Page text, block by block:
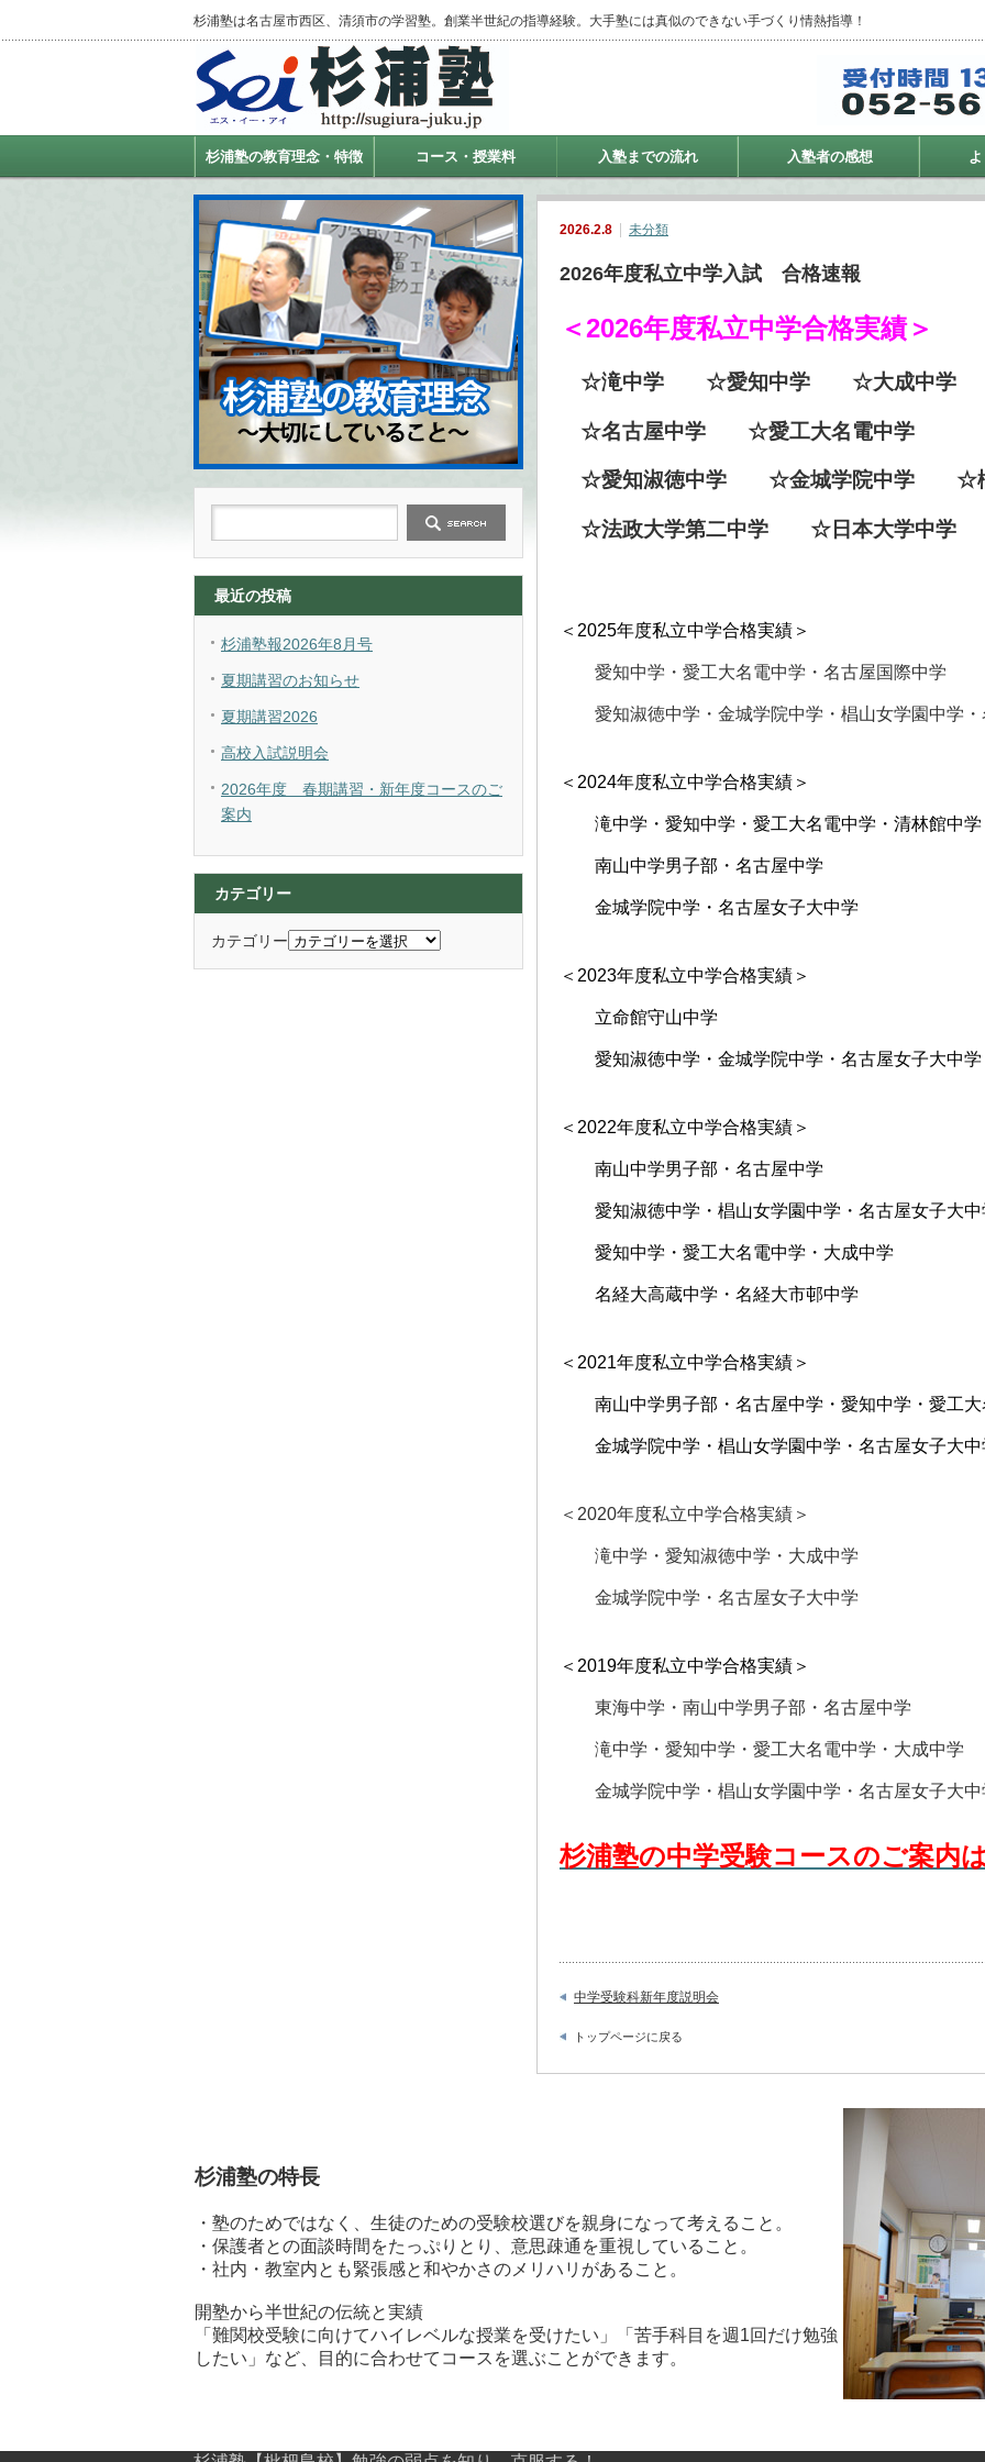
杉浦塾は名古屋市西区、清須市の学習塾。創業半世紀の指導経験。大手塾には真似のできない手づくり情熱指導！
杉浦塾の教育理念・特徴 コース・授業料 入塾までの流れ 入塾者の感想
2026.2.8 未分類
2026年度私立中学入試 合格速報
＜2026年度私立中学合格実績＞
☆滝中学 ☆愛知中学 ☆大成中学
☆名古屋中学 ☆愛工大名電中学
☆愛知淑徳中学 ☆金城学院中学 ☆
☆法政大学第二中学 ☆日本大学中学
＜2025年度私立中学合格実績＞
愛知中学・ 愛工大名電中学・ 名古屋国際中学
愛知淑徳中学・ 金城学院中学・ 椙山女学園中学・
＜2024年度私立中学合格実績＞
滝中学・愛知中学・愛工大名電中学・清林館中学
南山中学男子部・名古屋中学
金城学院中学・名古屋女子大中学
＜2023年度私立中学合格実績＞
立命館守山中学
愛知淑徳中学・金城学院中学・名古屋女子大中学
＜2022年度私立中学合格実績＞
南山中学男子部・名古屋中学
愛知淑徳中学・椙山女学園中学・名古屋女子大中
愛知中学・愛工大名電中学・大成中学
名経大高蔵中学・名経大市邨中学
＜2021年度私立中学合格実績＞
南山中学男子部・名古屋中学 ・愛知中学・愛工
金城学院中学・椙山女学園中学・名古屋女子大中
＜2020年度私立中学合格実績＞
滝中学・愛知淑徳中学・大成中学
金城学院中学・名古屋女子大中学
＜2019年度私立中学合格実績＞
東海中学・ 南山中学男子部・名古屋中学
滝中学・愛知中学・愛工大名電中学・大成中学
金城学院中学・椙山女学園中学・名古屋女子大中
杉浦塾の中学受験コースのご案内
中学受験科新年度説明会
トップページに戻る
最近の投稿
杉浦塾報2026年8月号
夏期講習のお知らせ
夏期講習2026
高校入試説明会
2026年度 春期講習・新年度コースのご
案内
カテゴリー
カテゴリー
杉浦塾の特長
・塾のためではなく、生徒のための受験校選びを親身になって考えること。
・保護者との面談時間をたっぷりとり、意思疎通を重視していること。
・社内・教室内とも緊張感と和やかさのメリハリがあること。
開塾から半世紀の伝統と実績
「難関校受験に向けてハイレベルな授業を受けたい」「苦手科目を週1回だけ勉強
したい」など、目的に合わせてコースを選ぶことができます。